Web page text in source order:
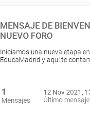
MENSAJE DE
NUEVO FORO
Iniciamos una nueva etapa
EducaMadrid y aquí te
1
Mensajes
12 Nov 2021,
Último mensaje